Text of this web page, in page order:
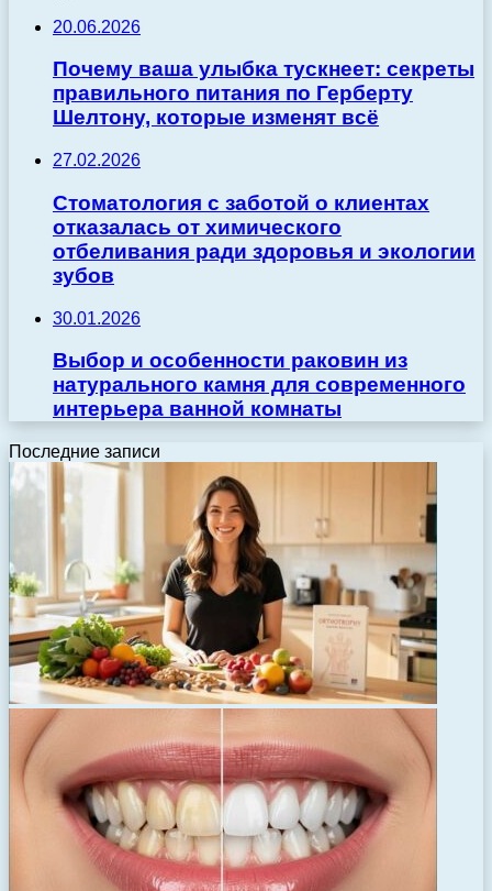
20.06.2026
Почему ваша улыбка тускнеет: секреты
правильного питания по Герберту
Шелтону, которые изменят всё
27.02.2026
Стоматология с заботой о клиентах
отказалась от химического
отбеливания ради здоровья и экологии
зубов
30.01.2026
Выбор и особенности раковин из
натурального камня для современного
интерьера ванной комнаты
Последние записи